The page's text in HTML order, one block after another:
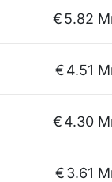
€5.82
€4.51
€4.30
€3.61